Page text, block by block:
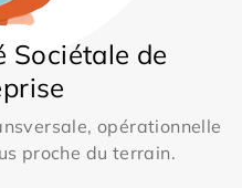
Sociétale de
opérationnelle
proche du terrain.